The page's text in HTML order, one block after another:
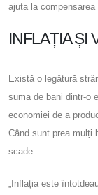
ajuta la compensarea
INFLAȚIA ȘI
Există o legătură
suma de bani dintr-o
economiei de a
Când sunt prea mulți
scade.
„Inflația este